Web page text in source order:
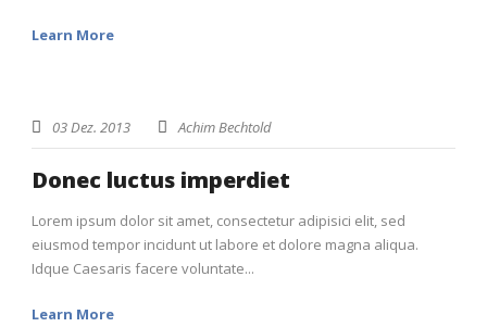
Learn More
03 Dez. 2013 Achim Bechtold
Donec luctus imperdiet
Lorem ipsum dolor sit amet, consectetur adipisici elit, sed
eiusmod tempor incidunt ut labore et dolore magna aliqua.
Idque Caesaris facere voluntate...
Learn More